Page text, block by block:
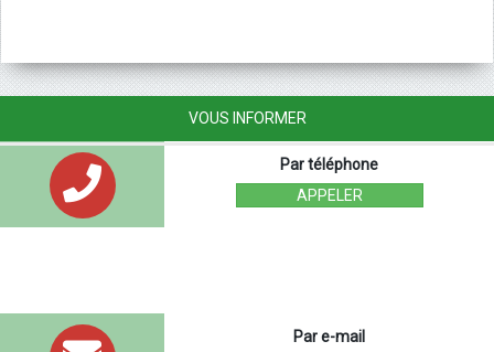
VOUS INFORMER
Par téléphone
APPELER
Par e-mail